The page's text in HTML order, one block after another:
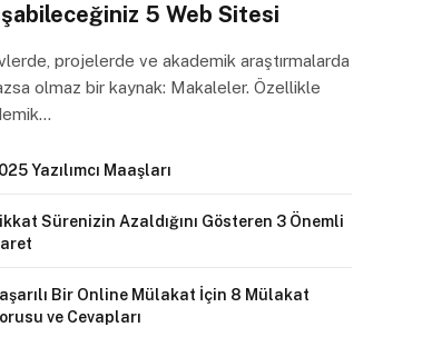
5 Web Sitesi
projelerde ve akademik araştırmalarda
olmaz bir kaynak: Makaleler. Özellikle
Yazılımcı Maaşları
Sürenizin Azaldığını Gösteren 3 Önemli
Bir Online Mülakat İçin 8 Mülakat
ve Cevapları